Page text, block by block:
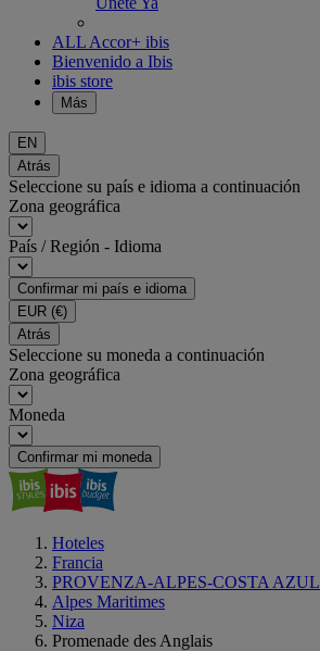
ALL Accor+ ibis
Bienvenido a Ibis
ibis store
Más
EN
Atrás
Seleccione su país e idioma a continuación
Zona geográfica
País / Región - Idioma
Confirmar mi país e idioma
EUR (€)
Atrás
Seleccione su moneda a continuación
Zona geográfica
Moneda
Confirmar mi moneda
Hoteles
Francia
PROVENZA-ALPES-COSTA AZUL
Alpes Maritimes
Niza
Promenade des Anglais